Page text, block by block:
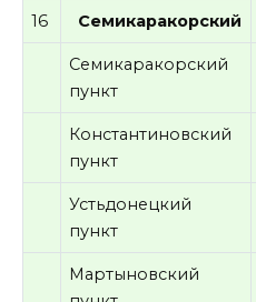
16 Семикаракорский
Семикаракорский
пункт
Константиновский
пункт
Устьдонецкий
пункт
Мартыновский